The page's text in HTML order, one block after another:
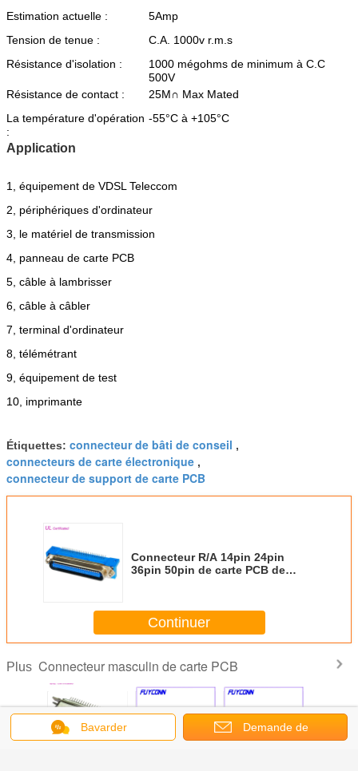
Estimation actuelle :
5Amp
Tension de tenue :
C.A. 1000v r.m.s
Résistance d'isolation :
1000 mégohms de minimum à C.C
500V
Résistance de contact :
25M∩ Max Mated
La température d'opération
:
-55°C à +105°C
Application
1, équipement de VDSL Teleccom
2, périphériques d'ordinateur
3, le matériel de transmission
4, panneau de carte PCB
5, câble à lambrisser
6, câble à câbler
7, terminal d'ordinateur
8, télémétrant
9, équipement de test
10, imprimante
Étiquettes: connecteur de bâti de conseil ,
connecteurs de carte électronique ,
connecteur de support de carte PCB
Connecteur R/A 14pin 24pin
36pin 50pin de carte PCB de
Continuer
Plus Connecteur masculin de carte PCB
Bavarder Demande de